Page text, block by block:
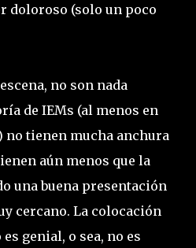
doloroso (solo un poco
no son nada
de IEMs (al menos en
no tienen mucha anchura
aún menos que la
una buena presentación
cercano. La colocación
genial, o sea, no es